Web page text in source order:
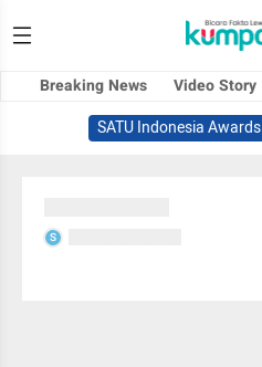
Breaking News Video Story
SATU Indonesia Awards
S